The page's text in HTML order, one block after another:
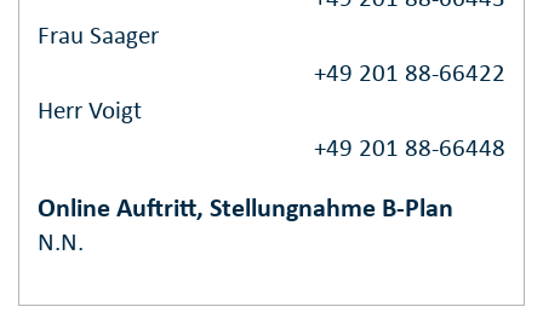
Frau Saager
+49 201 88-66422
Herr Voigt
+49 201 88-66448
Online Auftritt, Stellungnahme B-Plan
N.N.